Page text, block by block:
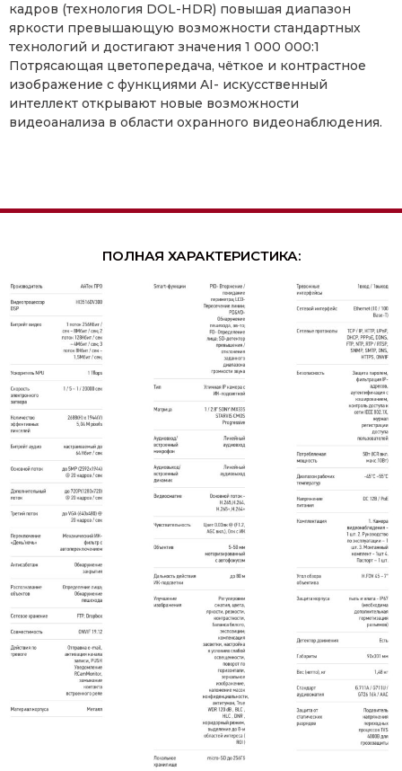
кадров (технология DOL-HDR) повышая диапазон
яркости превышающую возможности стандартных
технологий и достигают значения 1 000 000:1
Потрясающая цветопередача, чёткое и контрастное
изображение с функциями AI- искусственный
интеллект открывают новые возможности
видеоанализа в области охранного видеонаблюдения.
ПОЛНАЯ ХАРАКТЕРИСТИКА: